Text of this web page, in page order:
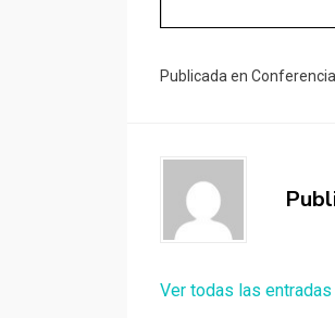
Publicada en
Ver todas las